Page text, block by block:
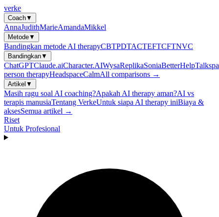
verke
Coach▼
AnnaJudithMarieAmandaMikkel
Metode▼
Bandingkan metode AI therapyCBTPDTACTEFTCFTNVC
Bandingkan▼
ChatGPTClaude.aiCharacter.AIWysaReplikaSoniaBetterHelp
person therapyHeadspaceCalmAll comparisons →
Artikel ▼
Masih ragu soal AI coaching?Apakah AI therapy aman?AI vs
terapis manusiaTentang VerkeUntuk siapa AI therapy iniBiaya &
aksesSemua artikel →
Riset
Untuk Profesional